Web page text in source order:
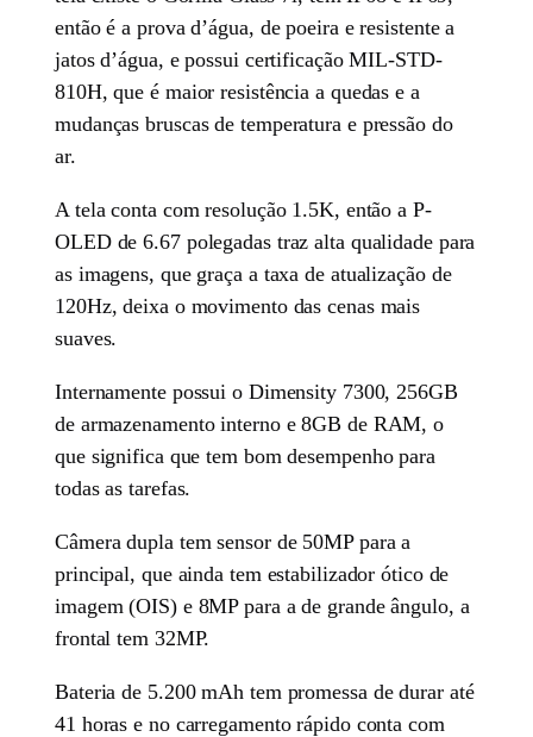
então é a prova d’água, de poeira e resistente a
jatos d’água, e possui certificação MIL-STD-
810H, que é maior resistência a quedas e a
mudanças bruscas de temperatura e pressão do
ar.
A tela conta com resolução 1.5K, então a P-
OLED de 6.67 polegadas traz alta qualidade para
as imagens, que graça a taxa de atualização de
120Hz, deixa o movimento das cenas mais
suaves.
Internamente possui o Dimensity 7300, 256GB
de armazenamento interno e 8GB de RAM, o
que significa que tem bom desempenho para
todas as tarefas.
Câmera dupla tem sensor de 50MP para a
principal, que ainda tem estabilizador ótico de
imagem (OIS) e 8MP para a de grande ângulo, a
frontal tem 32MP.
Bateria de 5.200 mAh tem promessa de durar até
41 horas e no carregamento rápido conta com